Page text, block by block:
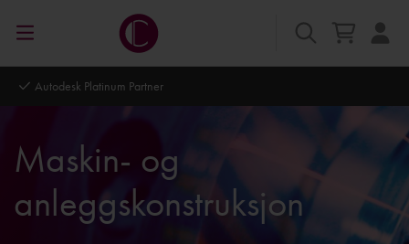
Autodesk Platinum Partner
Maskin- og
anleggskonstruksjon